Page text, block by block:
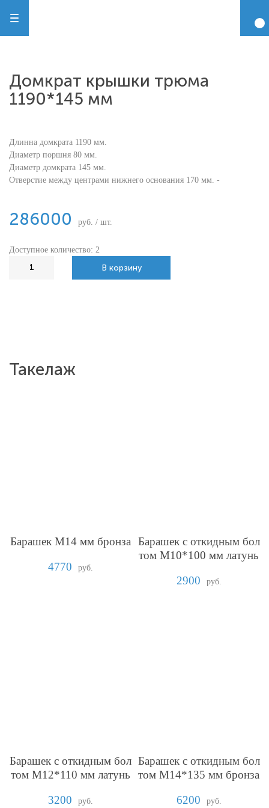
Домкрат крышки трюма
1190*145 мм
Длинна домкрата 1190 мм.
Диаметр поршня 80 мм.
Диаметр домкрата 145 мм.
Отверстие между центрами нижнего основания 170 мм. -
286000 руб. / шт.
Доступное количество: 2
В корзину
Такелаж
Барашек М14 мм бронза
4770
руб.
Барашек с откидным бол
том М10*100 мм латунь
2900
руб.
Барашек с откидным бол
том М12*110 мм латунь
3200
руб.
Барашек с откидным бол
том М14*135 мм бронза
6200
руб.